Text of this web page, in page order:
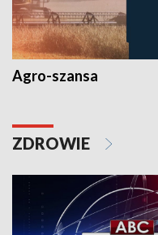
Agro-szansa
ZDROWIE